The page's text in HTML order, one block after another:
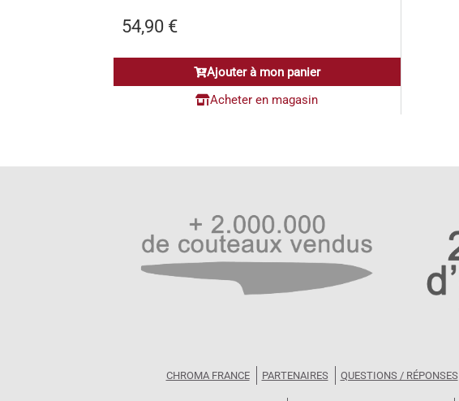
54,90 €
Ajouter à mon panier
Acheter en magasin
CHROMA FRANCE PARTENAIRES QUESTIONS / RÉPONSES